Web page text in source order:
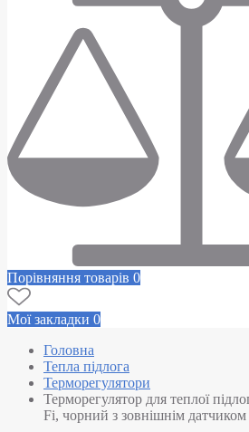
Порівняння товарів 0
Мої закладки 0
Головна
Тепла підлога
Терморегулятори
Терморегулятор для теплої
Fi, чорний з зовнішнім